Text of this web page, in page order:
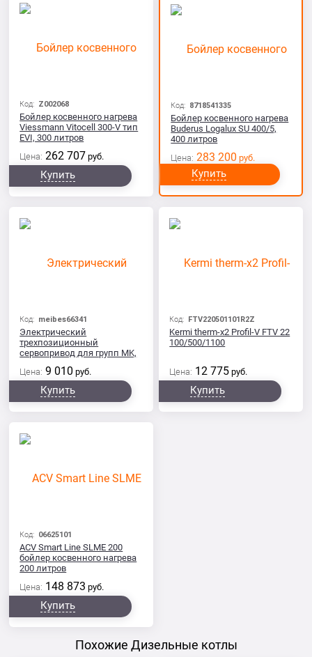
Код: Z002068
Бойлер косвенного нагрева
Viessmann Vitocell 300-V тип
EVI, 300 литров
Цена: 262 707 руб.
Купить
Код: 8718541335
Бойлер косвенного нагрева
Buderus Logalux SU 400/5,
400 литров
Цена: 283 200 руб.
Купить
Код: meibes66341
Электрический
трехпозиционный
сервопривод для групп MK,
Цена: 9 010 руб.
Купить
Код: FTV220501101R2Z
Kermi therm-x2 Profil-V FTV 22
100/500/1100
Цена: 12 775 руб.
Купить
Код: 06625101
ACV Smart Line SLME 200
бойлер косвенного нагрева
200 литров
Цена: 148 873 руб.
Купить
Похожие Дизельные котлы